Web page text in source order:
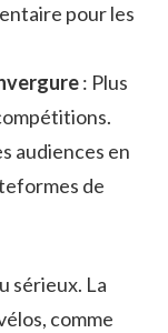
pour les
: Plus
audiences en
de
sérieux. La
comme